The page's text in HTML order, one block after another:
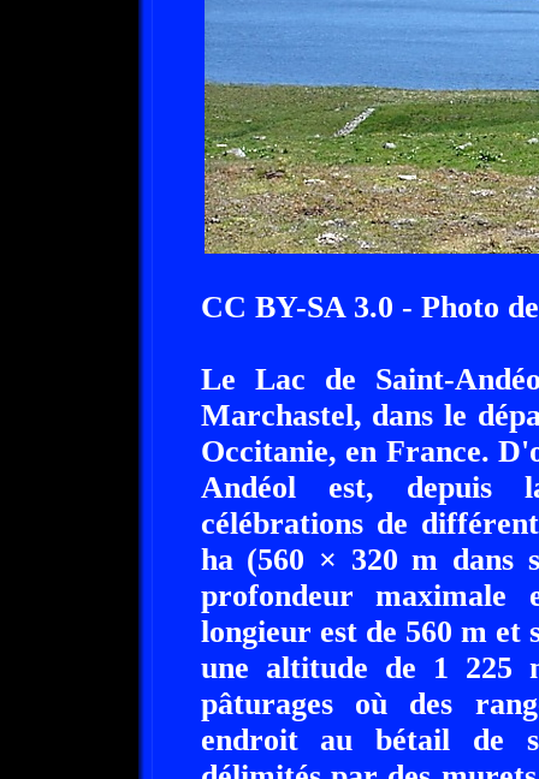
CC BY-SA 3.0 - Photo
Le Lac de Saint-
Marchastel, dans le
Occitanie, en France.
Andéol est, depuis
célébrations de
ha (560 × 320 m dans
profondeur
longieur est de 560 m et
une altitude de 1 225
pâturages où des
endroit au bétail de